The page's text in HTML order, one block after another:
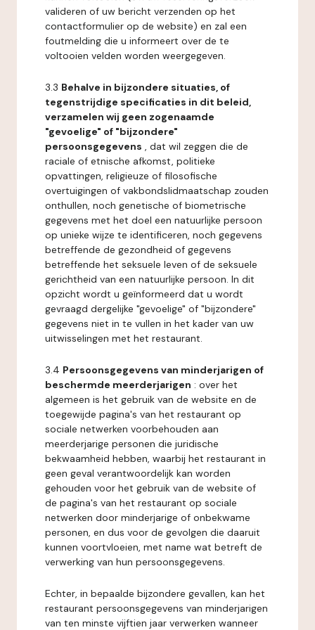
valideren of uw bericht verzenden op het
contactformulier op de website) en zal een
foutmelding die u informeert over de te
voltooien velden worden weergegeven.
3.3 Behalve in bijzondere situaties, of
tegenstrijdige specificaties in dit beleid,
verzamelen wij geen zogenaamde
"gevoelige" of "bijzondere"
persoonsgegevens , dat wil zeggen die de
raciale of etnische afkomst, politieke
opvattingen, religieuze of filosofische
overtuigingen of vakbondslidmaatschap zouden
onthullen, noch genetische of biometrische
gegevens met het doel een natuurlijke persoon
op unieke wijze te identificeren, noch gegevens
betreffende de gezondheid of gegevens
betreffende het seksuele leven of de seksuele
gerichtheid van een natuurlijke persoon. In dit
opzicht wordt u geïnformeerd dat u wordt
gevraagd dergelijke "gevoelige" of "bijzondere"
gegevens niet in te vullen in het kader van uw
uitwisselingen met het restaurant.
3.4 Persoonsgegevens van minderjarigen of
beschermde meerderjarigen : over het
algemeen is het gebruik van de website en de
toegewijde pagina's van het restaurant op
sociale netwerken voorbehouden aan
meerderjarige personen die juridische
bekwaamheid hebben, waarbij het restaurant in
geen geval verantwoordelijk kan worden
gehouden voor het gebruik van de website of
de pagina's van het restaurant op sociale
netwerken door minderjarige of onbekwame
personen, en dus voor de gevolgen die daaruit
kunnen voortvloeien, met name wat betreft de
verwerking van hun persoonsgegevens.
Echter, in bepaalde bijzondere gevallen, kan het
restaurant persoonsgegevens van minderjarigen
van ten minste vijftien jaar verwerken wanneer